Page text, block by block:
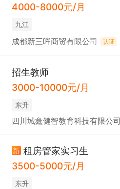
4000-8000元/月
九江
成都新三晖商贸有限公司 认证
招生教师
3000-10000元/月
东升
四川城鑫健智教育科技有限公司
新 租房管家实习生
3500-5000元/月
东升